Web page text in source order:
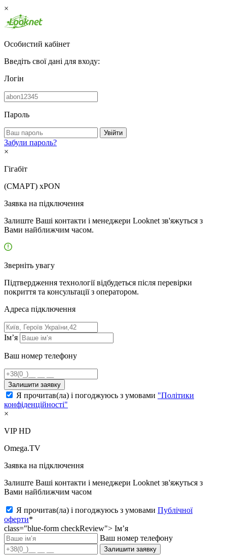
×
Особистий кабінет
Введіть свої дані для входу:
Логін
Пароль
Увійти
Забули пароль?
×
Гігабіт
(СМАРТ) xPON
Заявка на підключення
Залиште Ваші контакти і менеджери Looknet зв'яжуться з
Вами найближчим часом.
Зверніть увагу
Підтвердження технології відбудеться після перевірки
покриття та консультації з оператором.
Адресa підключення
Ім’я
Ваш номер телефону
Залишити заявку
Я прочитав(ла) і погоджуюсь з умовами "Політики
конфіденційності"
×
VIP HD
Omega.TV
Заявка на підключення
Залиште Ваші контакти і менеджери Looknet зв'яжуться з
Вами найближчим часом
Я прочитав(ла) і погоджуюсь з умовами Публічної
оферти*
class="blue-form checkReview"> Ім’я
Ваш номер телефону
Залишити заявку